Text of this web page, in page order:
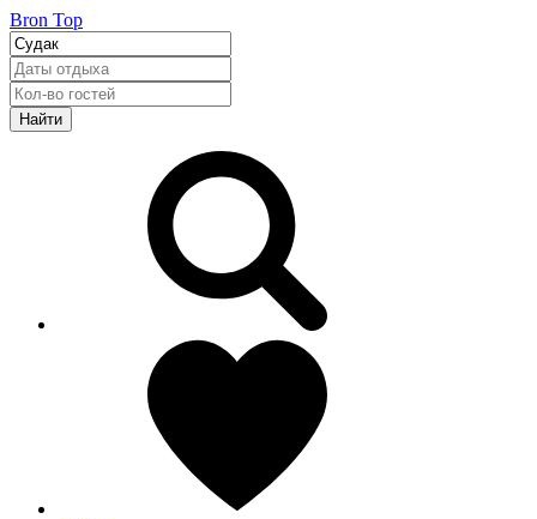
Bron Top
Найти